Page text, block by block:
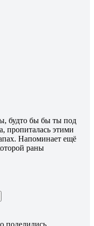
будто бы бы ты под
пропиталась этими
Напоминает ещё
раны
поделились